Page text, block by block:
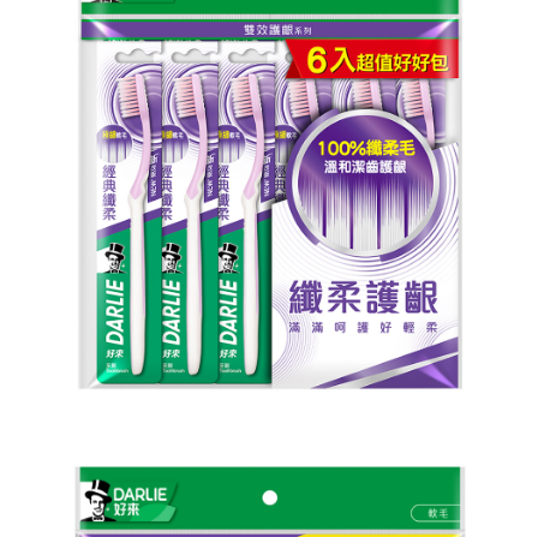
ATM／網路銀行／等多元方式進行付款，方視為交易完成。
※ 請注意：結帳手續完成當下不需立刻繳費，但若您需要取消訂單，請聯絡
購買商品的店家。未經商家同意取消之訂單仍視為有效，需透過AFTEE先享
後付繳納相關費用。
※ 交易是否成功請以「AFTEE先享後付 」之結帳頁面顯示為準，若有關於
是否繳費成功／繳費後需取消欲退款等相關疑問，請聯繫「AFTEE先享後付
客戶支援中心」https://netprotections.freshdesk.com/support/home
【注意事項】
１．透過由恩沛科技股份有限公司提供之「AFTEE先享後付」服務完成之交
易，需依本服務之必要範圍內提供個人資料，並將交易相關給付款項請求債
權轉讓予恩沛科技股份有限公司。
２．關於個人資料處理事宜，請瀏覽以下網址：
https://aftee.tw/terms/#terms3
３．未成年的使用者請事先徵得法定代理人或監護人之同意方可使用
「AFTEE先享後付」，若未經同意申辦者引起之損失，本公司不負相關責
４．使用「AFTEE先享後付」時，將依據個別帳號之用戶狀況，依本公司即
恩沛科技股份有限公司將有權停止該用戶之使用額度並採取法律行動。
7-11取貨付款
每筆NT$60，滿NT$599(含以上)免運費
付款後7-11取貨
每筆NT$60，滿NT$599(含以上)免運費
每筆NT$120，滿NT$899(含以上)免運費